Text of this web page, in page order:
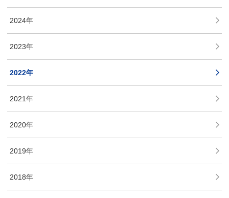
2024年
2023年
2022年
2021年
2020年
2019年
2018年